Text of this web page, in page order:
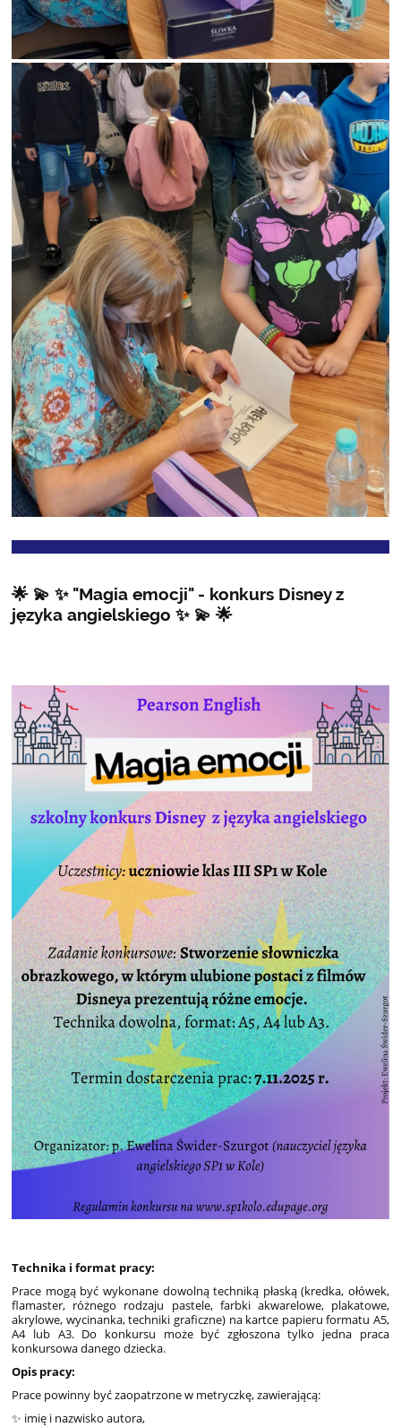
🌟 💫 ✨ "Magia emocji" - konkurs Disney z
języka angielskiego ✨ 💫 🌟
Technika i format pracy:
Prace mogą być wykonane dowolną techniką płaską (kredka, ołówek,
flamaster, różnego rodzaju pastele, farbki akwarelowe, plakatowe,
akrylowe, wycinanka, techniki graficzne) na kartce papieru formatu A5,
A4 lub A3. Do konkursu może być zgłoszona tylko jedna praca
konkursowa danego dziecka.
Opis pracy:
Prace powinny być zaopatrzone w metryczkę, zawierającą:
✨ imię i nazwisko autora,